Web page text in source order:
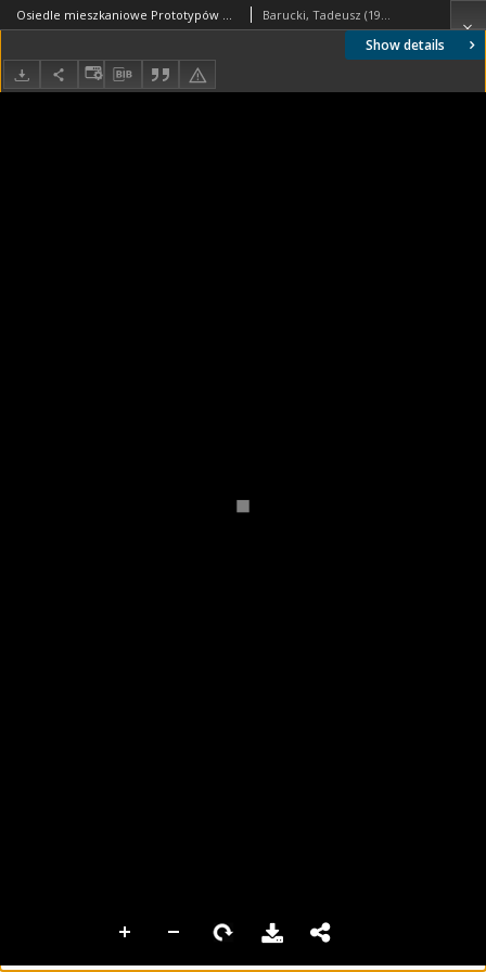
Show details
Osiedle mieszkaniowe Prototypów na Służewcu, długi, siedmiopiętrowy budynek mieszkalny, Warszawa Barucki, Tadeusz (1922- ). Fotograf